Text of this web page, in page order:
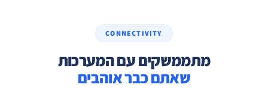
CONNECTIVITY
מתממשקים עם המערכות
שאתם כבר אוהבים